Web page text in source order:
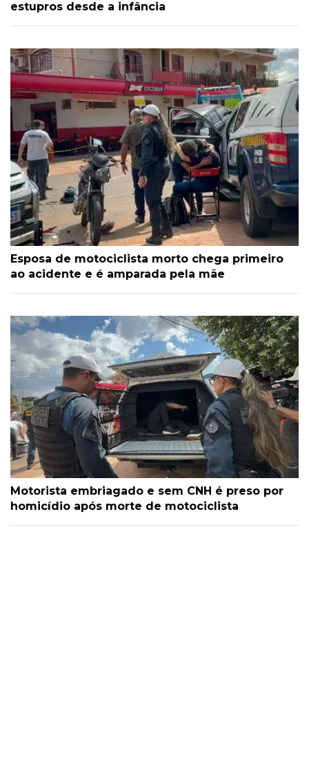
estupros desde a infância
Esposa de motociclista morto chega primeiro
ao acidente e é amparada pela mãe
Motorista embriagado e sem CNH é preso por
homicídio após morte de motociclista